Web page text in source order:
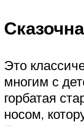
Это
многим с
горбатая
носом,